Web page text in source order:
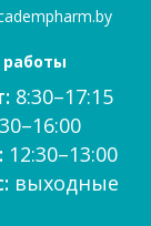
8:30–17:15
12:30–13:00
выходные